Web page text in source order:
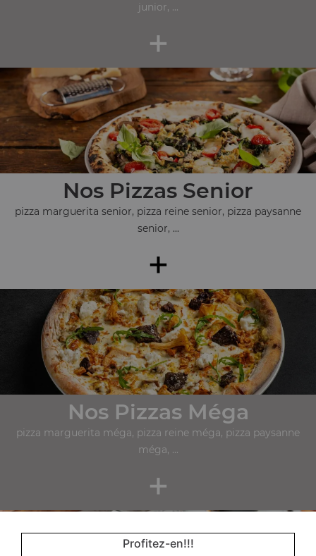
junior, ...
+
Nos Pizzas Senior
pizza marguerita senior, pizza reine senior, pizza paysanne
senior, ...
+
Nos Pizzas Méga
pizza marguerita méga, pizza reine méga, pizza paysanne
méga, ...
+
Profitez-en!!!